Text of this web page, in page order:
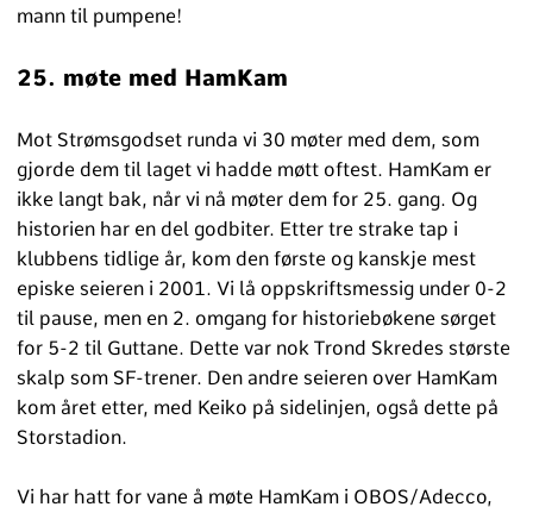
mann til pumpene!
25. møte med HamKam
Mot Strømsgodset runda vi 30 møter med dem, som
gjorde dem til laget vi hadde møtt oftest. HamKam er
ikke langt bak, når vi nå møter dem for 25. gang. Og
historien har en del godbiter. Etter tre strake tap i
klubbens tidlige år, kom den første og kanskje mest
episke seieren i 2001. Vi lå oppskriftsmessig under 0-2
til pause, men en 2. omgang for historiebøkene sørget
for 5-2 til Guttane. Dette var nok Trond Skredes største
skalp som SF-trener. Den andre seieren over HamKam
kom året etter, med Keiko på sidelinjen, også dette på
Storstadion.
Vi har hatt for vane å møte HamKam i OBOS/Adecco,